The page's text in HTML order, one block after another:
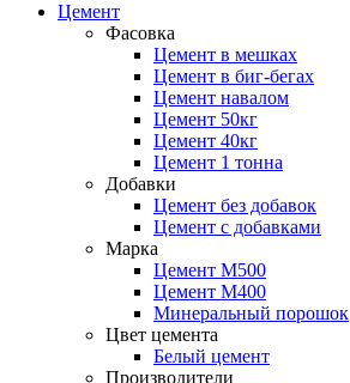
Цемент
Фасовка
Цемент в мешках
Цемент в биг-бегах
Цемент навалом
Цемент 50кг
Цемент 40кг
Цемент 1 тонна
Добавки
Цемент без добавок
Цемент с добавками
Марка
Цемент М500
Цемент М400
Минеральный порошок
Цвет цемента
Белый цемент
Производители